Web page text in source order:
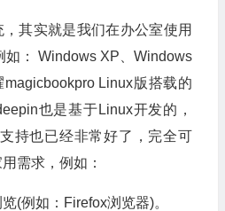
其实就是我们在办公室使用
如： Windows XP、Windows
Linux版搭载的
也是基于Linux开发的，
持也已经非常好了，完全可
需求，例如：
例如：Firefox浏览器)。